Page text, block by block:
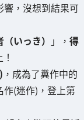
，沒想到結果可
いっき） 」， 得
，成為了糞作中的
(迷作)，登上第